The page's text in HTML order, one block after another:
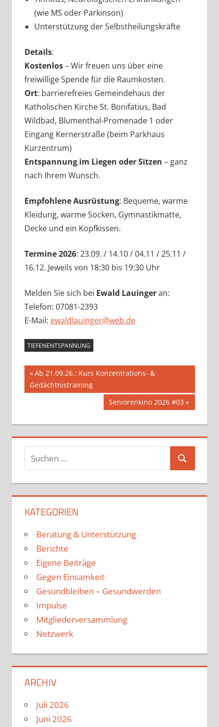
(wie MS oder Parkinson)
Unterstützung der Selbstheilungskräfte
Details:
Kostenlos– Wir freuen uns über eine
freiwillige Spende für die Raumkosten.
Ort: barrierefreies Gemeindehaus der
Katholischen Kirche St. Bonifatius, Bad
Wildbad, Blumenthal-Promenade 1 oder
Eingang Kernerstraße (beim Parkhaus
Kurzentrum)
Entspannung im Liegen oder Sitzen – ganz
nach Ihrem Wunsch.
Empfohlene Ausrüstung: Bequeme, warme
Kleidung, warme Socken, Gymnastikmatte,
Decke und ein Kopfkissen.
Termine 2026: 23.09. / 14.10 / 04.11 / 25.11 /
16.12. Jeweils von 18:30 bis 19:30 Uhr
Melden Sie sich bei Ewald Lauingeran:
Telefon: 07081-2393
E-Mail: ewaldlauinger@web.de
TIEFENENTSPANNUNG
Beitragsnavigation
Vorheriger
Beitrag:
Ab 21.09.26.: Kurs Konzentrations- &
Gedächtnistraining
Nächster
Seniorenkino 2026 #03
KATEGORIEN
Beratung & Unterstützung
Berichte
Eigene Beiträge
Gegen Einsamkeit
Gesundbleiben – Gesundwerden
Impulse
Mitgliederversammlung
Netzwerk
ARCHIV
Juli 2026
Juni 2026